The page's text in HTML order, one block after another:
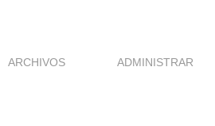
ARCHIVOS ADMINISTRAR